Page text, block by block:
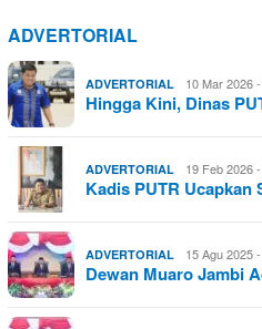
ADVERTORIAL
ADVERTORIAL 10 Mar 2026
Hingga Kini, Dinas
ADVERTORIAL 19 Feb 2026
Kadis PUTR Ucapkan
ADVERTORIAL 15 Agu 2025
Dewan Muaro Jambi